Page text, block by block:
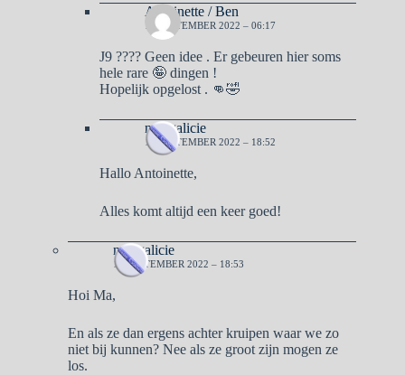
Antoinette / Ben
16 SEPTEMBER 2022 – 06:17
J9 ???? Geen idee . Er gebeuren hier soms
hele rare 🤪 dingen !
Hopelijk opgelost . 👊🤣
naargalicie
16 SEPTEMBER 2022 – 18:52
Hallo Antoinette,
Alles komt altijd een keer goed!
naargalicie
16 SEPTEMBER 2022 – 18:53
Hoi Ma,
En als ze dan ergens achter kruipen waar we zo
niet bij kunnen? Nee als ze groot zijn mogen ze
los.